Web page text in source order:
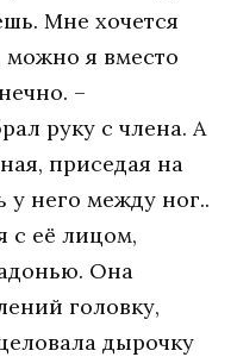
Мне хочется
можно я вместо
–
руку с члена. А
приседая на
у него между ног..
с её лицом,
Она
головку,
дырочку